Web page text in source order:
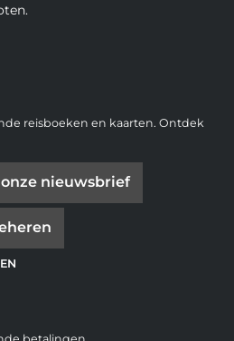
reisboeken en kaarten. Ontdek
nieuwsbrief